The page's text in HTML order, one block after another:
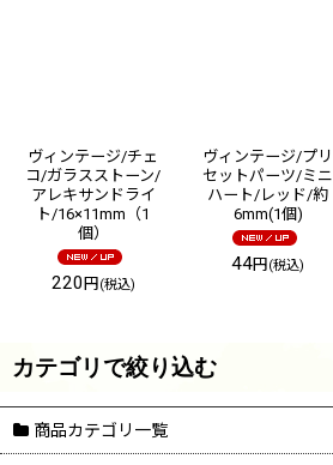
ヴィンテージ/チェ
コ/ガラスストーン/
アレキサンドライ
ト/16×11mm（1
個）
220 円 (税込)
ヴィンテージ/プリ
セットパーツ/ミニ
ハート/レッド/約
6mm(1個)
44円 (税込)
カテゴリで絞り込む
ガラス・アクリルストーン (全商品)
商品カテゴリ一覧